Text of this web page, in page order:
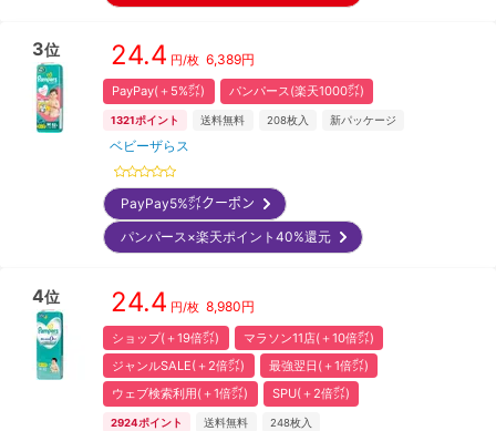
3位 24.4 円/枚 6,389円
PayPay(＋5%㌽) パンパース(楽天1000㌽)
1321ポイント 送料無料 208枚入 新パッケージ
ベビーザらス
PayPay5%㌽クーポン
パンパース×楽天ポイント40%還元
4位 24.4 円/枚 8,980円
ショップ(＋19倍㌽)
マラソン11店(＋10倍㌽)
ジャンルSALE(＋2倍㌽)
最強翌日(＋1倍㌽)
ウェブ検索利用(＋1倍㌽)
SPU(＋2倍㌽)
2924ポイント 送料無料 248枚入